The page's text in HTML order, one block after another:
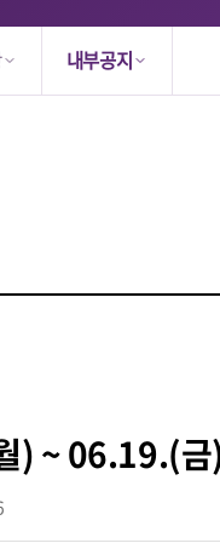
내부공지
) ~ 06.19.(